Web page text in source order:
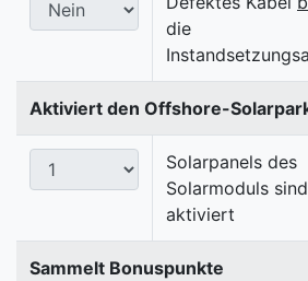
die
Aktiviert den Offshore-
Solarpanels des
Solarmoduls sind
aktiviert
Sammelt Bonuspunkte